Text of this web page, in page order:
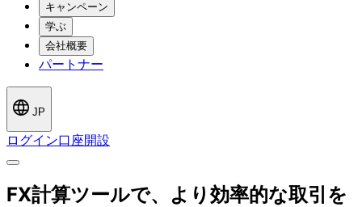
キャンペーン
学ぶ
会社概要
パートナー
JP
ログイン口座開設
FX計算ツールで、 より 効率的な取引を